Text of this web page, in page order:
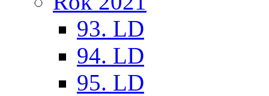
93. LD
94. LD
95. LD